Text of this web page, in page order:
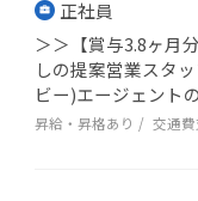
正社員
＞＞【賞与3.8ヶ月
しの提案営業スタ
ビー)エージェント
昇給・昇格あり 交通